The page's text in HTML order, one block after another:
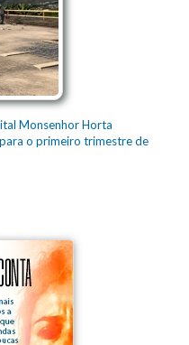
Monsenhor Horta
o primeiro trimestre de